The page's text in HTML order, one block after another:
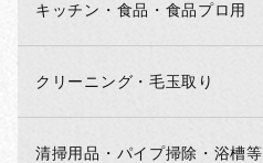
キッチン・食品・食品プロ用
クリーニング・毛玉取り
清掃用品・パイプ掃除・浴槽等